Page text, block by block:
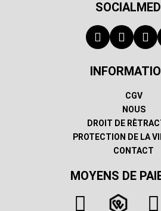
CGV
NOUS
DROIT DE
PROTECTION DE LA
CONTACT
MOYENS DE